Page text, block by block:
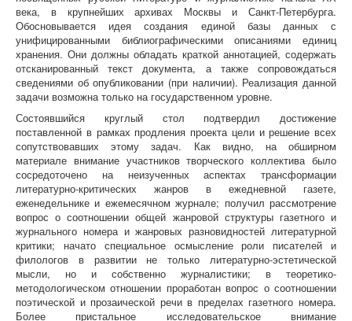
века, в крупнейших архивах Москвы и Санкт-Петербурга.
Обосновывается идея создания единой базы данных с
унифицированными библиографическими описаниями единиц
хранения. Они должны обладать краткой аннотацией, содержать
отсканированный текст документа, а также сопровождаться
сведениями об опубликовании (при наличии). Реализация данной
задачи возможна только на государственном уровне.
Состоявшийся круглый стол подтвердил достижение
поставленной в рамках продления проекта цели и решение всех
сопутствовавших этому задач. Как видно, на обширном
материале внимание участников творческого коллектива было
сосредоточено на неизученных аспектах трансформации
литературно-критических жанров в ежедневной газете,
еженедельнике и ежемесячном журнале; получил рассмотрение
вопрос о соотношении общей жанровой структуры газетного и
журнального номера и жанровых разновидностей литературной
критики; начато специальное осмысление роли писателей и
филологов в развитии не только литературно-эстетической
мысли, но и собственно журналистики; в теоретико-
методологическом отношении проработан вопрос о соотношении
поэтической и прозаической речи в пределах газетного номера.
Более пристальное исследовательское внимание